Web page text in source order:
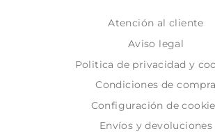
Atención al cliente
Aviso legal
Politica de privacidad y
Condiciones de compra
Configuración de
Envíos y devoluciones